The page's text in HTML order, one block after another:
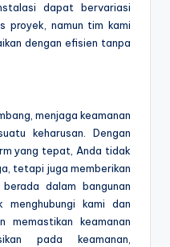
dapat bervariasi
proyek, namun tim kami
dengan efisien tanpa
menjaga keamanan
keharusan. Dengan
yang tepat, Anda tidak
tetapi juga memberikan
dalam bangunan
kami dan
memastikan keamanan
pada keamanan,